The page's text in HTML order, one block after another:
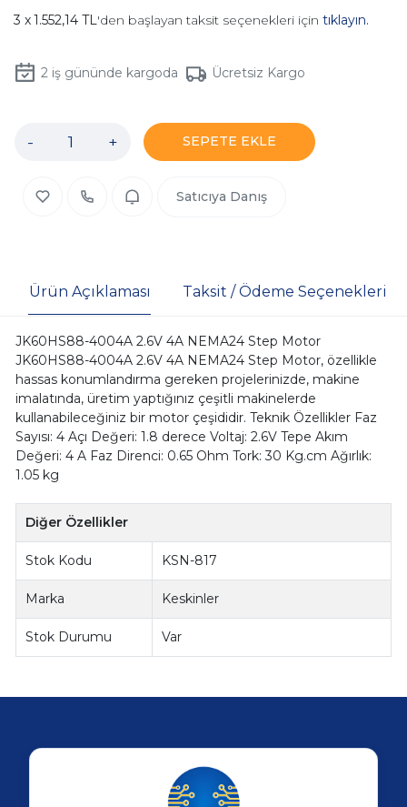
1.552,14 TL'den başlayan taksit seçenekleri için tıklayın.
2iş gününde kargoda Ücretsiz Kargo
- + SEPETE EKLE
Satıcıya Danış
Ürün Açıklaması Taksit / Ödeme Seçenekleri
JK60HS88-4004A 2.6V 4A NEMA24 Step Motor
JK60HS88-4004A 2.6V 4A NEMA24 Step Motor, özellikle
hassas konumlandırma gereken projelerinizde, makine
imalatında, üretim yaptığınız çeşitli makinelerde
kullanabileceğiniz bir motor çeşididir. Teknik Özellikler Faz
Sayısı: 4 Açı Değeri: 1.8 derece Voltaj: 2.6V Tepe Akım
Değeri: 4 A Faz Direnci: 0.65 Ohm Tork: 30 Kg.cm Ağırlık:
1.05 kg
Diğer Özellikler
Stok Kodu KSN-817
Marka Keskinler
Stok Durumu Var